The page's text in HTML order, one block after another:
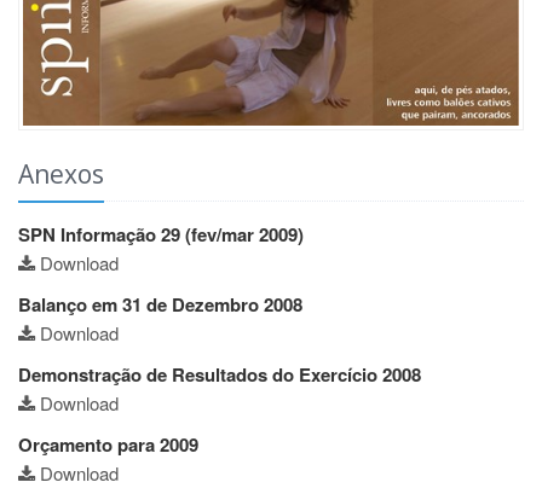
Anexos
SPN Informação 29 (fev/mar 2009)
Download
Balanço em 31 de Dezembro 2008
Download
Demonstração de Resultados do Exercício 2008
Download
Orçamento para 2009
Download